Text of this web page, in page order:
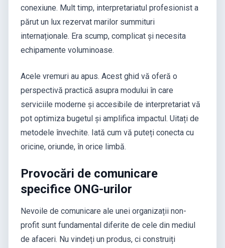
conexiune. Mult timp, interpretariatul profesionist a
părut un lux rezervat marilor summituri
internaționale. Era scump, complicat și necesita
echipamente voluminoase.
Acele vremuri au apus. Acest ghid vă oferă o
perspectivă practică asupra modului în care
serviciile moderne și accesibile de interpretariat vă
pot optimiza bugetul și amplifica impactul. Uitați de
metodele învechite. Iată cum vă puteți conecta cu
oricine, oriunde, în orice limbă.
Provocări de comunicare
specifice ONG-urilor
Nevoile de comunicare ale unei organizații non-
profit sunt fundamental diferite de cele din mediul
de afaceri. Nu vindeți un produs, ci construiți